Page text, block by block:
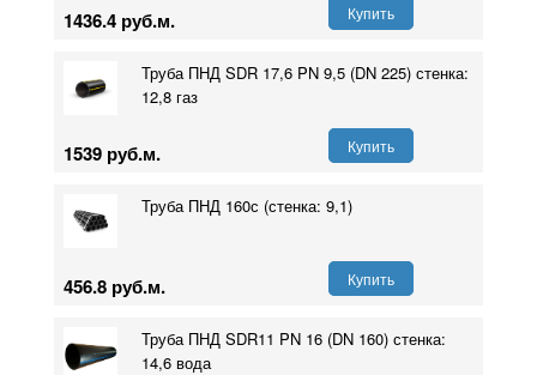
1436.4 руб.м. Купить
Труба ПНД SDR 17,6 PN 9,5 (DN 225) стенка:
12,8 газ
1539 руб.м. Купить
Труба ПНД 160с (стенка: 9,1)
456.8 руб.м. Купить
Труба ПНД SDR11 PN 16 (DN 160) стенка:
14,6 вода